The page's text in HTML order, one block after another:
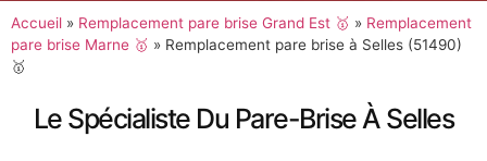
Accueil » Remplacement pare brise Grand Est 🥇 » Remplacement
pare brise Marne 🥇 » Remplacement pare brise à Selles (51490)
🥇
Le Spécialiste Du Pare-Brise À Selles